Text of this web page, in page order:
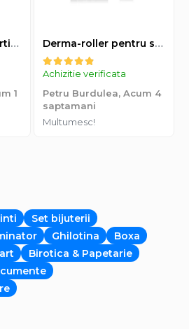
Poster roluit din hartie Leonardo Da Vinci, Vitruvian Man, vintage, 51x35 cm
1
Derma-roller pentru stimularea cresterii parului, scalp si barba, Beard Roller
Achizitie verificata
Petru Burdulea, Acum 4
saptamani
Multumesc!
Set bijuterii
Ghilotina
Boxa
Birotica & Papetarie